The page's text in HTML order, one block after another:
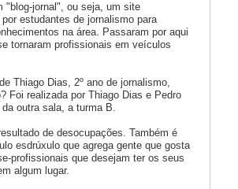
"blog-jornal", ou seja, um site
estudantes de jornalismo para
na área. Passaram por aqui
tornaram profissionais em veículos
Thiago Dias, 2º ano de jornalismo,
Foi realizada por Thiago Dias e Pedro
outra sala, a turma B.
de desocupações. Também é
esdrúxulo que agrega gente que gosta
profissionais que desejam ter os seus
algum lugar.